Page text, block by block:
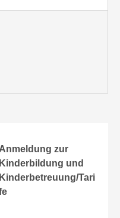
Anmeldung zur
Kinderbildung und
Kinderbetreuung/Tari